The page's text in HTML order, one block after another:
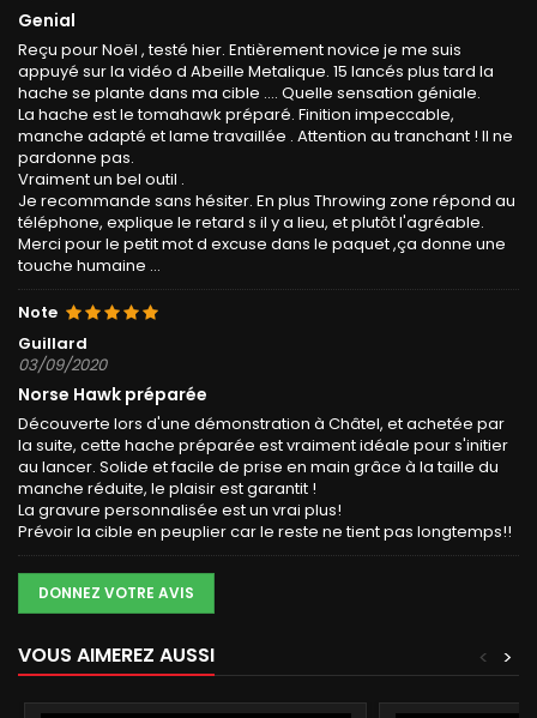
Genial
Reçu pour Noël , testé hier. Entièrement novice je me suis
appuyé sur la vidéo d Abeille Metalique. 15 lancés plus tard la
hache se plante dans ma cible …. Quelle sensation géniale.
La hache est le tomahawk préparé. Finition impeccable,
manche adapté et lame travaillée . Attention au tranchant ! Il ne
pardonne pas.
Vraiment un bel outil .
Je recommande sans hésiter. En plus Throwing zone répond au
téléphone, explique le retard s il y a lieu, et plutôt l'agréable.
Merci pour le petit mot d excuse dans le paquet ,ça donne une
touche humaine …
Note
Guillard
03/09/2020
Norse Hawk préparée
Découverte lors d'une démonstration à Châtel, et achetée par
la suite, cette hache préparée est vraiment idéale pour s'initier
au lancer. Solide et facile de prise en main grâce à la taille du
manche réduite, le plaisir est garantit !
La gravure personnalisée est un vrai plus!
Prévoir la cible en peuplier car le reste ne tient pas longtemps!!
DONNEZ VOTRE AVIS
VOUS AIMEREZ AUSSI >
<